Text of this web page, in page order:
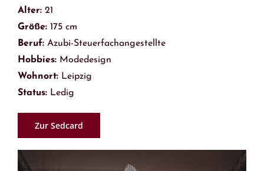
Alter:21
Größe:175 cm
Beruf:Azubi-Steuerfachangestellte
Hobbies:Modedesign
Wohnort:Leipzig
Status:Ledig
Zur Sedcard